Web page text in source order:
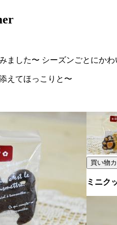
ました〜 シーズンごとにか
えてほっこりと〜
ミニク